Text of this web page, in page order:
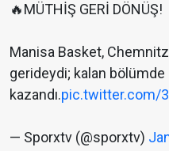
🔥MÜTHİŞ GERİ DÖNÜŞ!
Manisa Basket,
gerideydi; kalan bölümde
kazandı.pic.twitter.com/
— Sporxtv (@sporxtv)